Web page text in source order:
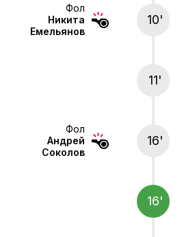
Фол
Никита
Емельянов
10'
11'
Фол
Андрей
Соколов
16'
16'